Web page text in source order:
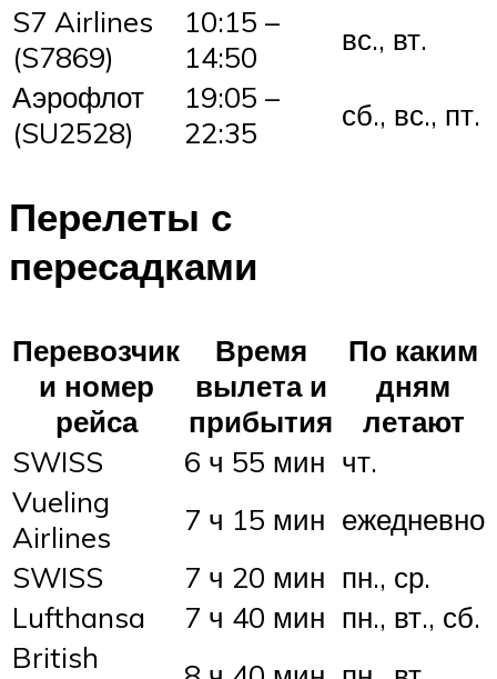
S7 Airlines
(S7869)
10:15 –
14:50
вс., вт.
Аэрофлот
(SU2528)
19:05 –
22:35
сб., вс., пт.
Перелеты с
пересадками
Перевозчик
и номер
рейса
Время
вылета и
прибытия
По каким
дням
летают
SWISS
6 ч 55 мин чт.
Vueling
Airlines
7 ч 15 мин ежедневно
SWISS
7 ч 20 мин пн., ср.
Lufthansa
7 ч 40 мин пн., вт., сб.
British